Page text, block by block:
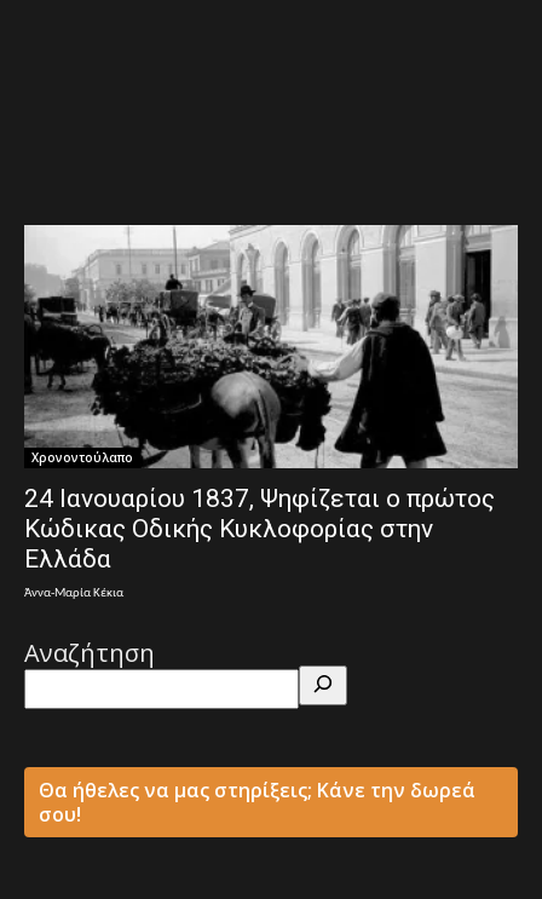
Χρονοντούλαπο
24 Ιανουαρίου 1837, Ψηφίζεται ο πρώτος
Κώδικας Οδικής Κυκλοφορίας στην
Ελλάδα
Άννα-Μαρία Κέκια
Αναζήτηση
Θα ήθελες να μας στηρίξεις; Κάνε την δωρεά
σου!